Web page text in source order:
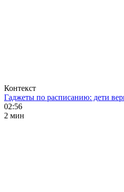
Контекст
Гаджеты по расписанию: дети
02:56
2 мин